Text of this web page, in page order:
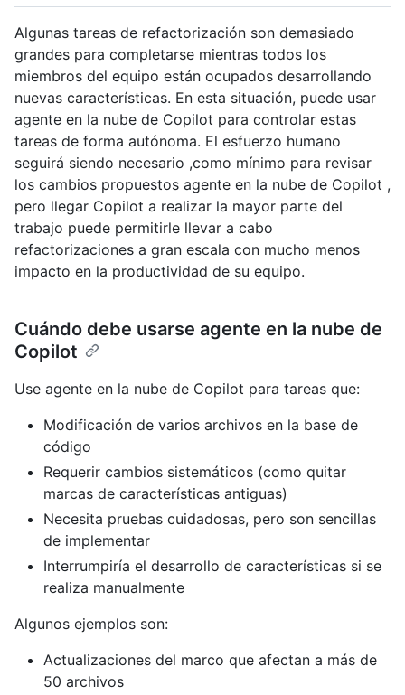
Algunas tareas de refactorización son demasiado
grandes para completarse mientras todos los
miembros del equipo están ocupados desarrollando
nuevas características. En esta situación, puede usar
agente en la nube de Copilot para controlar estas
tareas de forma autónoma. El esfuerzo humano
seguirá siendo necesario ,como mínimo para revisar
los cambios propuestos agente en la nube de Copilot ,
pero llegar Copilot a realizar la mayor parte del
trabajo puede permitirle llevar a cabo
refactorizaciones a gran escala con mucho menos
impacto en la productividad de su equipo.
Cuándo debe usarse agente en la nube de
Copilot
Use agente en la nube de Copilot para tareas que:
Modificación de varios archivos en la base de
código
Requerir cambios sistemáticos (como quitar
marcas de características antiguas)
Necesita pruebas cuidadosas, pero son sencillas
de implementar
Interrumpiría el desarrollo de características si se
realiza manualmente
Algunos ejemplos son:
Actualizaciones del marco que afectan a más de
50 archivos